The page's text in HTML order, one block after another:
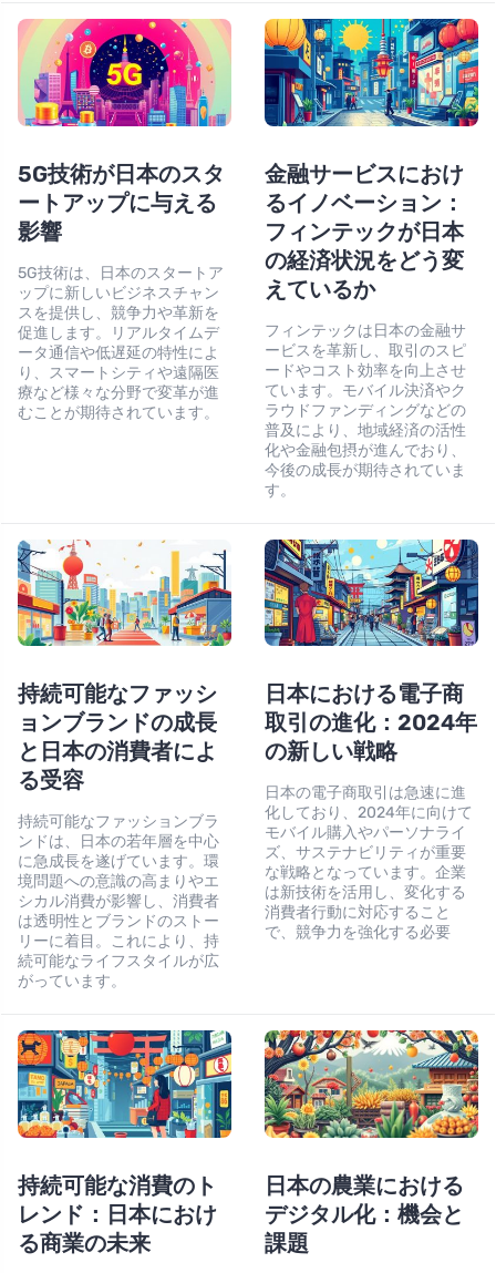
5G技術が日本のスタ
ートアップに与える
影響
5G技術は、日本のスタートア
ップに新しいビジネスチャン
スを提供し、競争力や革新を
促進します。リアルタイムデ
ータ通信や低遅延の特性によ
り、スマートシティや遠隔医
療など様々な分野で変革が進
むことが期待されています。
金融サービスにおけ
るイノベーション：
フィンテックが日本
の経済状況をどう変
えているか
フィンテックは日本の金融サ
ービスを革新し、取引のスピ
ードやコスト効率を向上させ
ています。モバイル決済やク
ラウドファンディングなどの
普及により、地域経済の活性
化や金融包摂が進んでおり、
今後の成長が期待されていま
す。
持続可能なファッシ
ョンブランドの成長
と日本の消費者によ
る受容
持続可能なファッションブラ
ンドは、日本の若年層を中心
に急成長を遂げています。環
境問題への意識の高まりやエ
シカル消費が影響し、消費者
は透明性とブランドのストー
リーに着目。これにより、持
続可能なライフスタイルが広
がっています。
日本における電子商
取引の進化：2024年
の新しい戦略
日本の電子商取引は急速に進
化しており、2024年に向けて
モバイル購入やパーソナライ
ズ、サステナビリティが重要
な戦略となっています。企業
は新技術を活用し、変化する
消費者行動に対応すること
で、競争力を強化する必要
持続可能な消費のト
レンド：日本におけ
る商業の未来
日本の農業における
デジタル化：機会と
課題